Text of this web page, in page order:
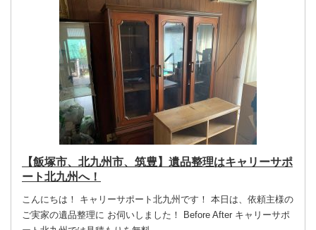
【飯塚市、北九州市、筑豊】遺品整理はキャリーサポ
ート北九州へ！
こんにちは！ キャリーサポート北九州です！ 本日は、依頼主様の
ご実家の遺品整理に お伺いしました！ Before After キャリーサポ